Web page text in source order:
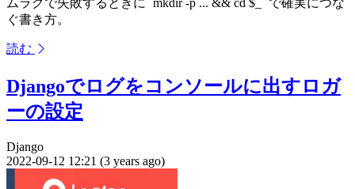
ムラグで失敗するときに `mkdir -p ... && cd $_` で確実につな
ぐ書き方。
読む
Djangoでログをコンソールに出すロガ
ーの設定
Django
2022-09-12 12:21 (3 years ago)